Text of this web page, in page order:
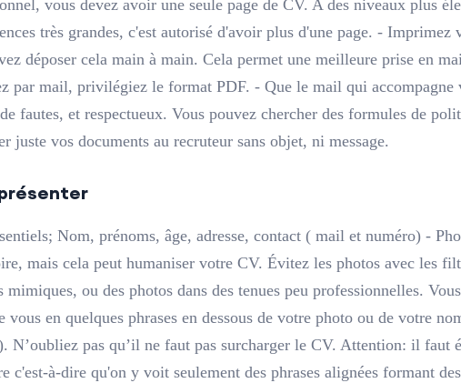
vous devez avoir une seule page de CV. A des niveaux plus
très grandes, c'est autorisé d'avoir plus d'une page. -
déposer cela main à main. Cela permet une meilleure prise en
par mail, privilégiez le format PDF. - Que le mail qui accompagne
fautes, et respectueux. Vous pouvez chercher des formules de
juste vos documents au recruteur sans objet, ni message.
Nom, prénoms, âge, adresse, contact ( mail et numéro) -
mais cela peut humaniser votre CV. Évitez les photos avec les
mimiques, ou des photos dans des tenues peu professionnelles.
vous en quelques phrases en dessous de votre photo ou de votre
N’oubliez pas qu’il ne faut pas surcharger le CV. Attention: il faut
c'est-à-dire qu'on y voit seulement des phrases alignées formant